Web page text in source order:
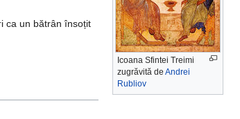
Icoana Sfintei Treimi
zugrăvită de Andrei
Rubliov
ca un bătrân însoțit